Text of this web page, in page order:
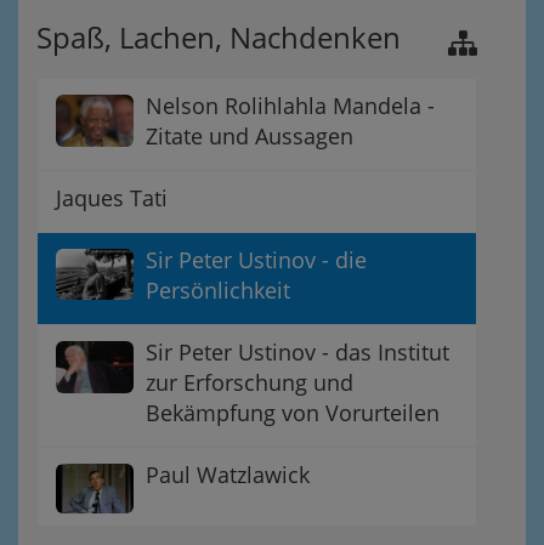
Spaß, Lachen, Nachdenken
Nelson Rolihlahla Mandela -
Zitate und Aussagen
Jaques Tati
Sir Peter Ustinov - die
Persönlichkeit
Sir Peter Ustinov - das Institut
zur Erforschung und
Bekämpfung von Vorurteilen
Paul Watzlawick